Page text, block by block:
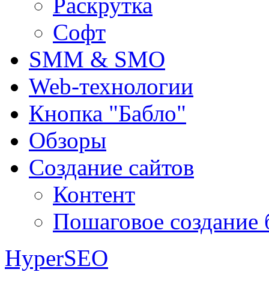
Софт
SMM & SMO
Web-технологии
Кнопка "Бабло"
Обзоры
Создание сайтов
Контент
Пошаговое создание
HyperSEO